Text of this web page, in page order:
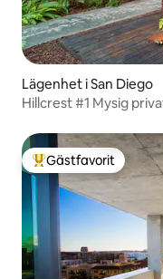
Lägenhet i San Diego
Hillcrest #1 Mysig
Populär gästfavorit
Gästfavorit